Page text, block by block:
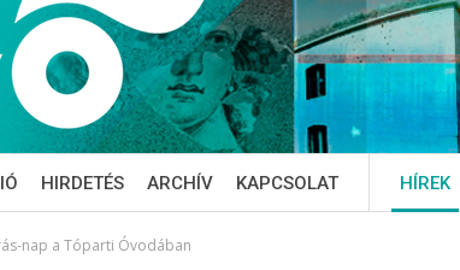
HIRDETÉS ARCHÍV KAPCSOLAT HÍREK
nap a Tóparti Óvodában